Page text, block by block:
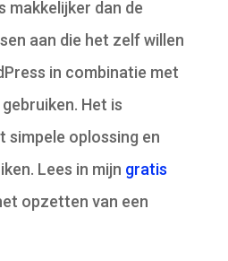
makkelijker dan de
aan die het zelf willen
in combinatie met
Het is
simpele oplossing en
Lees in mijn gratis
opzetten van een